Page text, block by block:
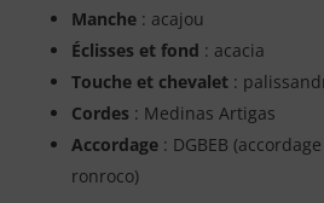
Manche: acajou
Éclisses et fond : acacia
Touche et chevalet:
Cordes : Medinas Artigas
Accordage: DGBEB
ronroco)